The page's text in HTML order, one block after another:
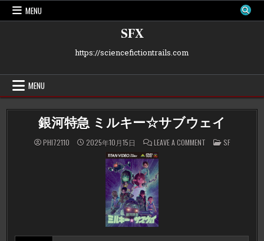
Skip
MENU
SFX
https://sciencefictiontrails.com
MENU
銀河特急 ミルキー☆サブウェイ
PHI72110 2025年10月15日 LEAVE A COMMENTON
ェ
POSTED
IN
SF